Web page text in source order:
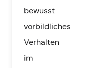
bewusst
vorbildliches
Verhalten
im